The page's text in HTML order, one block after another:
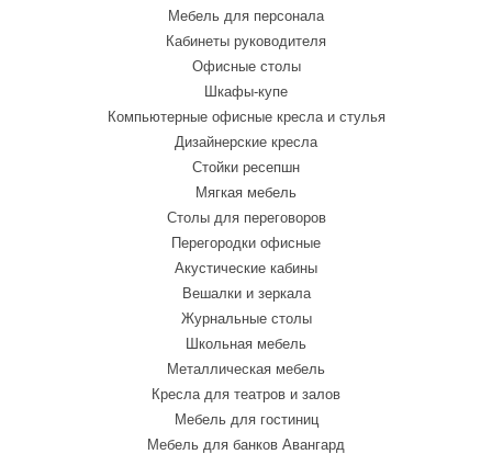
Мебель для персонала
Кабинеты руководителя
Офисные столы
Шкафы-купе
Компьютерные офисные кресла и стулья
Дизайнерские кресла
Стойки ресепшн
Мягкая мебель
Столы для переговоров
Перегородки офисные
Акустические кабины
Вешалки и зеркала
Журнальные столы
Школьная мебель
Металлическая мебель
Кресла для театров и залов
Мебель для гостиниц
Мебель для банков Авангард